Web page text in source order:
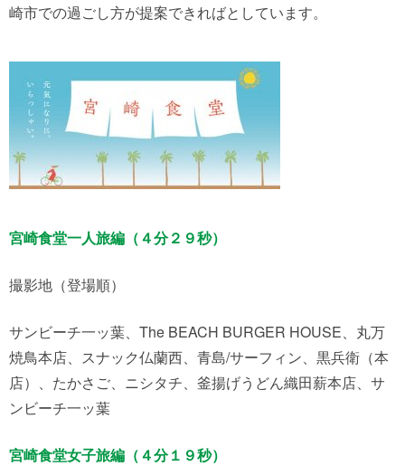
崎市での過ごし方が提案できればとしています。
宮崎食堂一人旅編（４分２９秒）
撮影地（登場順）
サンビーチ一ッ葉、The BEACH BURGER HOUSE、丸万
焼鳥本店、スナック仏蘭西、青島/サーフィン、黒兵衛（本
店）、たかさご、ニシタチ、釜揚げうどん織田薪本店、サ
ンビーチ一ッ葉
宮崎食堂女子旅編（４分１９秒）